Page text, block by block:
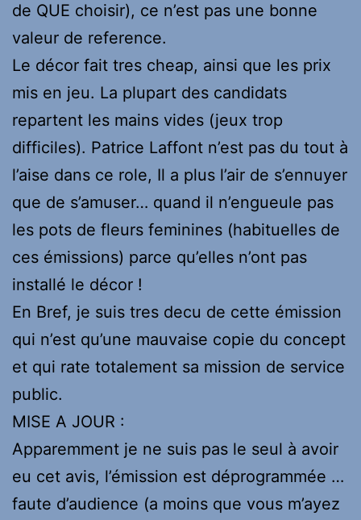
de QUE choisir), ce n’est pas une bonne
valeur de reference.
Le décor fait tres cheap, ainsi que les prix
mis en jeu. La plupart des candidats
repartent les mains vides (jeux trop
difficiles). Patrice Laffont n’est pas du tout à
l’aise dans ce role, Il a plus l’air de s’ennuyer
que de s’amuser… quand il n’engueule pas
les pots de fleurs feminines (habituelles de
ces émissions) parce qu’elles n’ont pas
installé le décor !
En Bref, je suis tres decu de cette émission
qui n’est qu’une mauvaise copie du concept
et qui rate totalement sa mission de service
public.
MISE A JOUR :
Apparemment je ne suis pas le seul à avoir
eu cet avis, l’émission est déprogrammée …
faute d’audience (a moins que vous m’ayez